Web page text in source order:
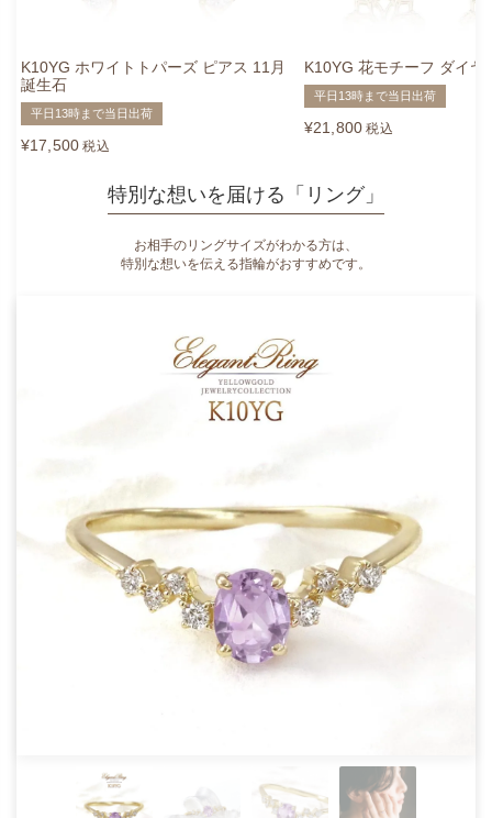
K10YG ホワイトトパーズ ピアス 11月
誕生石
平日13時まで当日出荷
¥17,500 税込
K10YG 花モチーフ ダイヤ
平日13時まで当日出荷
¥21,800 税込
特別な想いを届ける「リング」
お相手のリングサイズがわかる方は、
特別な想いを伝える指輪がおすすめです。